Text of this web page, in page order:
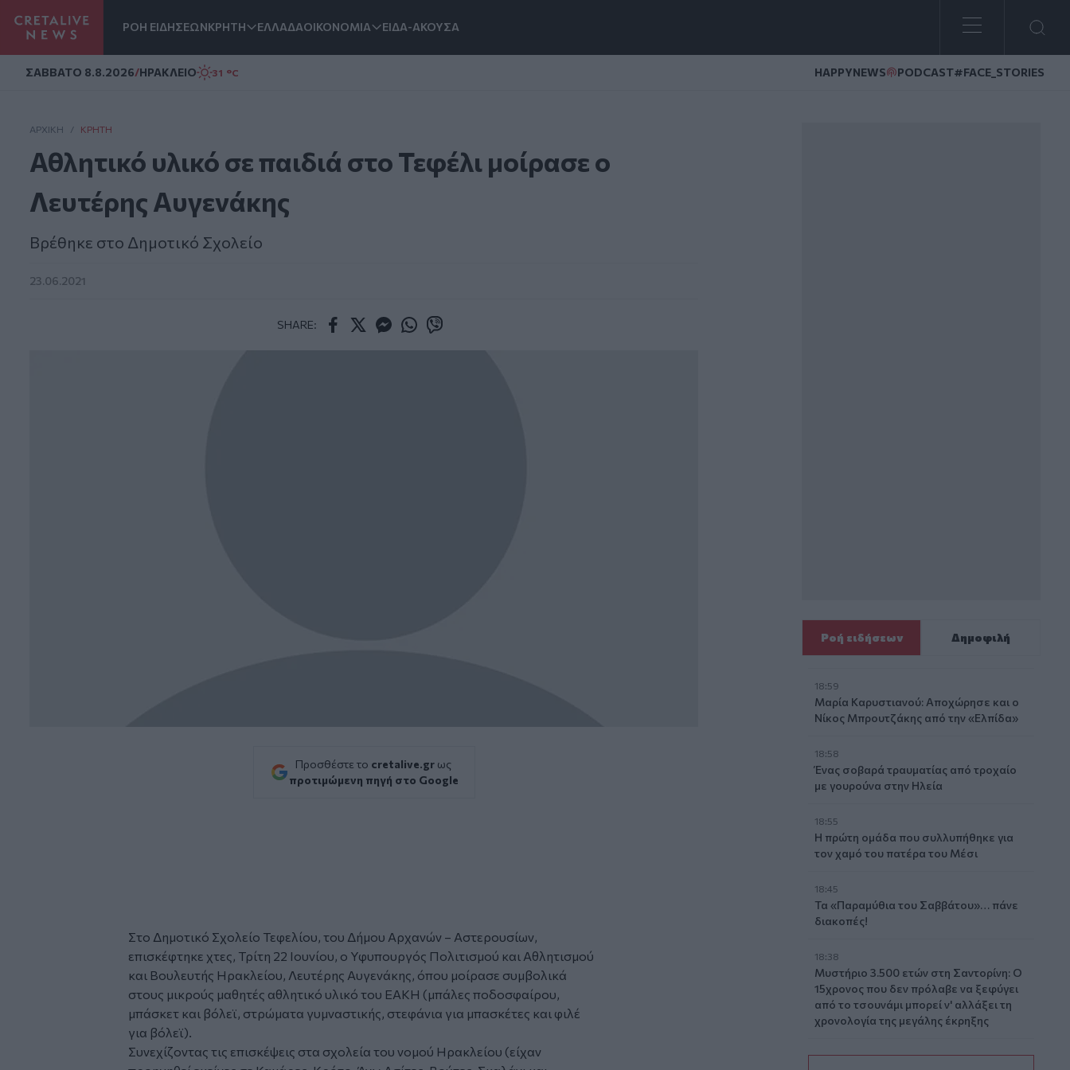
ΡΟΗ ΕΙΔΗΣΕΩΝΚΡΗΤΗ ΕΛΛΑΔΑΟΙΚΟΝΟΜΙΑ ΕΙΔΑ-ΑΚΟΥΣΑ
ΣAΒΒΑΤΟ 8.8.2026/ΗΡΑΚΛΕΙΟ 31 °C HAPPYNEWS PODCAST#FACE_STORIES
ΑΡΧΙΚΗ / ΚΡΉΤΗ
Αθλητικό υλικό σε παιδιά στο Τεφέλι μοίρασε ο
Λευτέρης Αυγενάκης
Βρέθηκε στο Δημοτικό Σχολείο
23.06.2021
SHARE:
Προσθέστε το cretalive.gr ως
προτιμώμενη πηγή στο Google
Στο Δημοτικό Σχολείο Τεφελίου, του Δήμου Αρχανών – Αστερουσίων,
επισκέφτηκε χτες, Τρίτη 22 Ιουνίου, ο Υφυπουργός Πολιτισμού και Αθλητισμού
και Βουλευτής Ηρακλείου, Λευτέρης Αυγενάκης, όπου μοίρασε συμβολικά
στους μικρούς μαθητές αθλητικό υλικό του ΕΑΚΗ (μπάλες ποδοσφαίρου,
μπάσκετ και βόλεϊ, στρώματα γυμναστικής, στεφάνια για μπασκέτες και φιλέ
για βόλεϊ).
Συνεχίζοντας τις επισκέψεις στα σχολεία του νομού Ηρακλείου (είχαν
Ροή ειδήσεων Δημοφιλή
18:59
Μαρία Καρυστιανού: Αποχώρησε και ο
Νίκος Μπρουτζάκης από την «Ελπίδα»
18:58
Ένας σοβαρά τραυματίας από τροχαίο
με γουρούνα στην Ηλεία
18:55
Η πρώτη ομάδα που συλλυπήθηκε για
τον χαμό του πατέρα του Μέσι
18:45
Τα «Παραμύθια του Σαββάτου»… πάνε
διακοπές!
18:38
Μυστήριο 3.500 ετών στη Σαντορίνη: Ο
15χρονος που δεν πρόλαβε να ξεφύγει
από το τσουνάμι μπορεί ν' αλλάξει τη
χρονολογία της μεγάλης έκρηξης
18:22